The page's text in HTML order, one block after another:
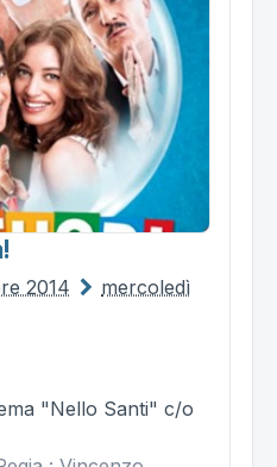
2014
mercoledì
"Nello Santi" c/o